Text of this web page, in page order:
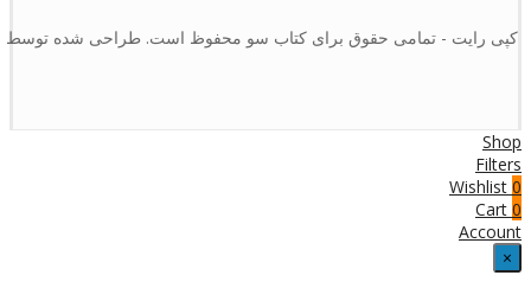
کپی رایت - تمامی حقوق برای کتاب سو محفوظ است. طراحی شده
Shop
Filters
0
Wishlist
0
Cart
Account
×